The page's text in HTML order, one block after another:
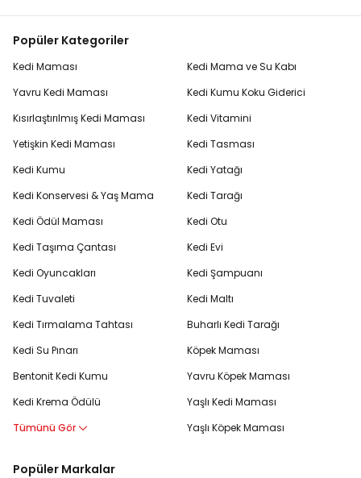
Popüler Kategoriler
Kedi Maması
Yavru Kedi Maması
Kısırlaştırılmış Kedi Maması
Yetişkin Kedi Maması
Kedi Kumu
Kedi Konservesi & Yaş Mama
Kedi Ödül Maması
Kedi Taşıma Çantası
Kedi Oyuncakları
Kedi Tuvaleti
Kedi Tırmalama Tahtası
Kedi Su Pınarı
Bentonit Kedi Kumu
Kedi Krema Ödülü
Tümünü Gör
Kedi Mama ve Su Kabı
Kedi Kumu Koku Giderici
Kedi Vitamini
Kedi Tasması
Kedi Yatağı
Kedi Tarağı
Kedi Otu
Kedi Evi
Kedi Şampuanı
Kedi Maltı
Buharlı Kedi Tarağı
Köpek Maması
Yavru Köpek Maması
Yaşlı Kedi Maması
Yaşlı Köpek Maması
Popüler Markalar